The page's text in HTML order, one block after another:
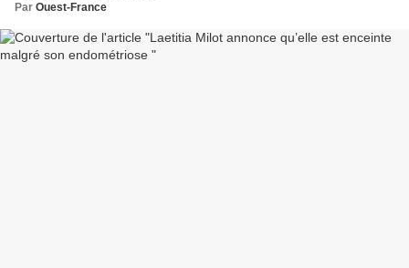
Par Ouest-France